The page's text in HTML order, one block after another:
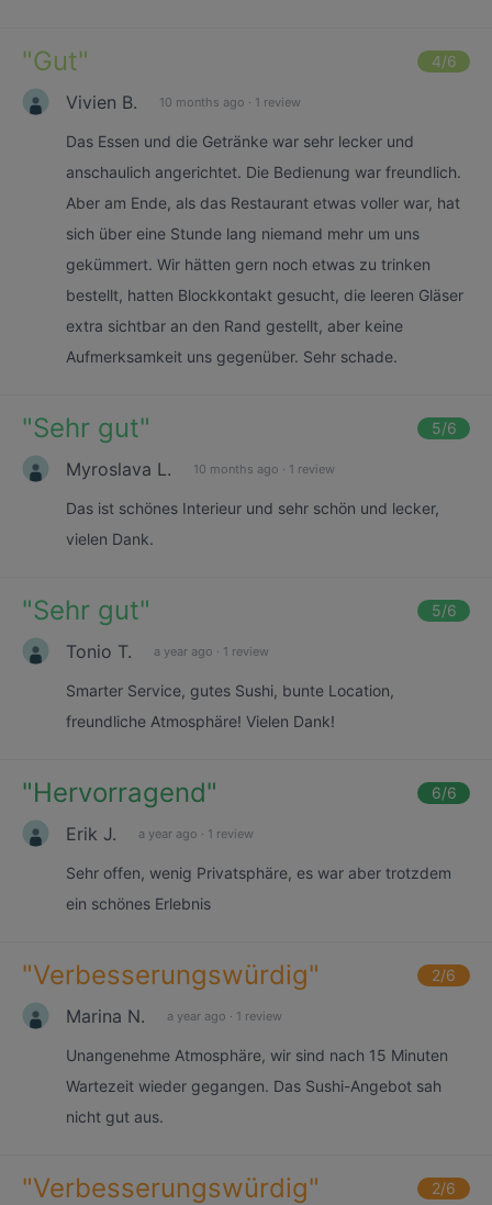
"Gut" 4/6
Vivien B. 10 months ago · 1 review
Das Essen und die Getränke war sehr lecker und
anschaulich angerichtet. Die Bedienung war freundlich.
Aber am Ende, als das Restaurant etwas voller war, hat
sich über eine Stunde lang niemand mehr um uns
gekümmert. Wir hätten gern noch etwas zu trinken
bestellt, hatten Blockkontakt gesucht, die leeren Gläser
extra sichtbar an den Rand gestellt, aber keine
Aufmerksamkeit uns gegenüber. Sehr schade.
"Sehr gut" 5/6
Myroslava L. 10 months ago · 1 review
Das ist schönes Interieur und sehr schön und lecker,
vielen Dank.
"Sehr gut" 5/6
Tonio T. a year ago · 1 review
Smarter Service, gutes Sushi, bunte Location,
freundliche Atmosphäre! Vielen Dank!
"Hervorragend" 6/6
Erik J. a year ago · 1 review
Sehr offen, wenig Privatsphäre, es war aber trotzdem
ein schönes Erlebnis
"Verbesserungswürdig" 2/6
Marina N. a year ago · 1 review
Unangenehme Atmosphäre, wir sind nach 15 Minuten
Wartezeit wieder gegangen. Das Sushi-Angebot sah
nicht gut aus.
"Verbesserungswürdig" 2/6